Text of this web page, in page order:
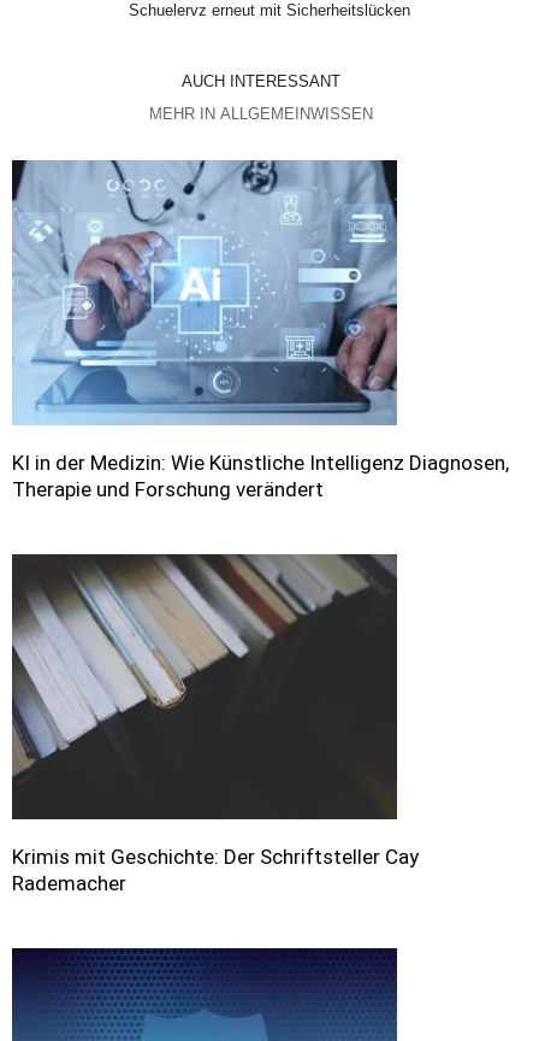
Schuelervz erneut mit Sicherheitslücken
AUCH INTERESSANT
MEHR IN ALLGEMEINWISSEN
KI in der Medizin: Wie Künstliche Intelligenz Diagnosen,
Therapie und Forschung verändert
Krimis mit Geschichte: Der Schriftsteller Cay
Rademacher